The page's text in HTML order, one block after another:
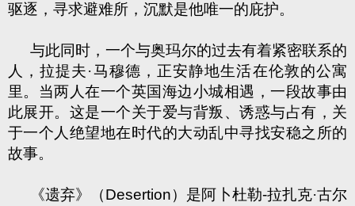
驱逐，寻求避难所，沉默是他唯一的庇护。
与此同时，一个与奥玛尔的过去有着紧密联系的
人，拉提夫·马穆德，正安静地生活在伦敦的公寓
里。当两人在一个英国海边小城相遇，一段故事由
此展开。这是一个关于爱与背叛、诱惑与占有，关
于一个人绝望地在时代的大动乱中寻找安稳之所的
故事。
《遗弃》（Desertion）是阿卜杜勒-拉扎克·古尔